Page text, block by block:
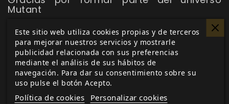
Mutant
Nuestro objetivo es que todas las personas que
habéis seguidoMutant: Year Zerotengáis la
oportunidad de cerrar esta etapa como se merece:
con vuestra colección completa con los descuentos
de hasta 51%. Si tienes cualquier duda o necesitas
ayuda con tu pedido, puedes escribirnos a
Este sitio web utiliza cookies propias y de terceros
para mejorar nuestros servicios y mostrarle
publicidad relacionada con sus preferencias
mediante el análisis de sus hábitos de
navegación. Para dar su consentimiento sobre su
uso pulse el botón Acepto.
Política de cookies Personalizar cookies